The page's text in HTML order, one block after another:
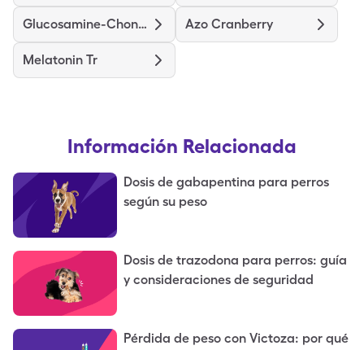
Glucosamine-Chondroitin Ds Azo Cranberry
Melatonin Tr
Información Relacionada
Dosis de gabapentina para perros
según su peso
Dosis de trazodona para perros: guía
y consideraciones de seguridad
Pérdida de peso con Victoza: por qué